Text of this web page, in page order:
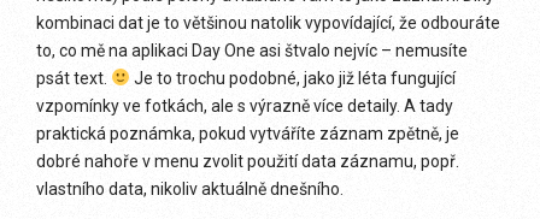
kombinaci dat je to většinou natolik vypovídající, že odbouráte
to, co mě na aplikaci Day One asi štvalo nejvíc – nemusíte
psát text.
Je to trochu podobné, jako již léta fungující
vzpomínky ve fotkách, ale s výrazně více detaily. A tady
praktická poznámka, pokud vytváříte záznam zpětně, je
dobré nahoře v menu zvolit použití data záznamu, popř.
vlastního data, nikoliv aktuálně dnešního.